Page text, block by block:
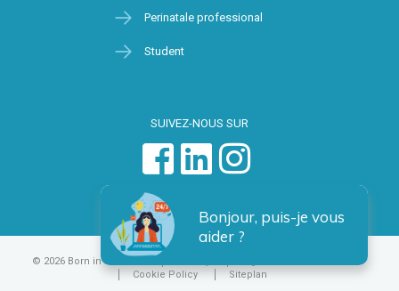
Perinatale professional
Student
SUIVEZ-NOUS SUR
Bonjour, puis-je vous
aider ?
© 2026 Born in Brussels
Cookie Policy
Siteplan